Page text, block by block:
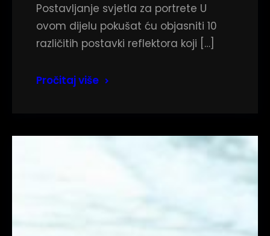
Postavljanje svjetla za portrete U
ovom dijelu pokušat ću objasniti 10
različitih postavki reflektora koji […]
Pročitaj više